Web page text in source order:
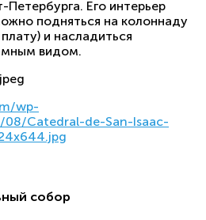
Его интерьер
подняться на колоннаду
и насладиться
видом.
wp-
08/Catedral-de-San-Isaac-
собор